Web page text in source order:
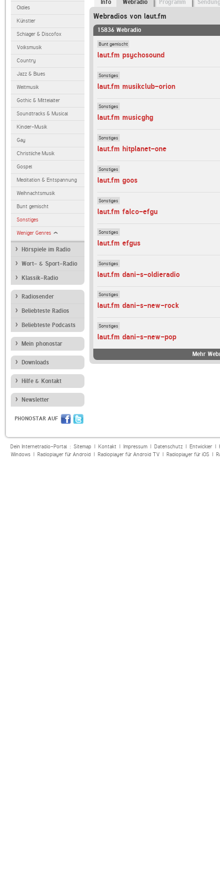
Oldies
Künstler
Schlager & Discofox
Volksmusik
Country
Jazz & Blues
Weltmusik
Gothic & Mittelalter
Soundtracks & Musical
Kinder-Musik
Gay
Christliche Musik
Gospel
Meditation & Entspannung
Weihnachtsmusik
Bunt gemischt
Sonstiges
Weniger Genres
Hörspiele im Radio
Wort- & Sport-Radio
Klassik-Radio
Radiosender
Beliebteste Radios
Beliebteste Podcasts
Mein phonostar
Downloads
Hilfe & Kontakt
Newsletter
PHONOSTAR AUF
Info Webradio Programm
Webradios von laut.fm
15836 Webradio
Bunt gemischt
laut.fm psychosound
Sonstiges
laut.fm musikclub-orion
Sonstiges
laut.fm musicghg
Sonstiges
laut.fm hitplanet-one
Sonstiges
laut.fm goos
Sonstiges
laut.fm falco-efgu
Sonstiges
laut.fm efgus
Sonstiges
laut.fm dani-s-oldieradio
Sonstiges
laut.fm dani-s-new-rock
Sonstiges
laut.fm dani-s-new-pop
Mehr
Dein Internetradio-Portal : Sitemap| Kontakt| Impressum| Datenschutz| Entwickler|
Windows| Radioplayer für Android| Radioplayer für Android TV| Radioplayer für iOS|